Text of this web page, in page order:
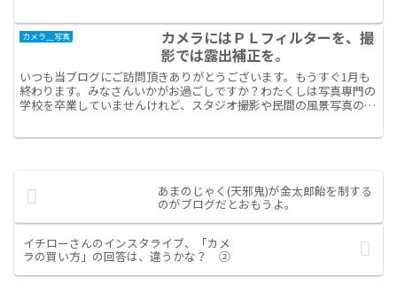
カメラ＿写真
カメラにはＰＬフィルターを、撮
影では露出補正を。
いつも当ブログにご訪問頂きありがとうございます。もうすぐ1月も
終わります。みなさんいかがお過ごしですか？わたくしは写真専門の
学校を卒業していませんけれど、スタジオ撮影や民間の風景写真のイ
あまのじゃく(天邪鬼)が金太郎飴を制する
のがブログだとおもうよ。
イチローさんのインスタライブ、「カメ
ラの買い方」の回答は、違うかな？ ②